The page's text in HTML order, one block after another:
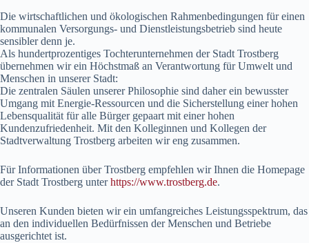
Die wirtschaftlichen und ökologischen Rahmenbedingungen für einen
kommunalen Versorgungs- und Dienstleistungsbetrieb sind heute
sensibler denn je.
Als hundertprozentiges Tochterunternehmen der Stadt Trostberg
übernehmen wir ein Höchstmaß an Verantwortung für Umwelt und
Menschen in unserer Stadt:
Die zentralen Säulen unserer Philosophie sind daher ein bewusster
Umgang mit Energie-Ressourcen und die Sicherstellung einer hohen
Lebensqualität für alle Bürger gepaart mit einer hohen
Kundenzufriedenheit. Mit den Kolleginnen und Kollegen der
Stadtverwaltung Trostberg arbeiten wir eng zusammen.
Für Informationen über Trostberg empfehlen wir Ihnen die Homepage
der Stadt Trostberg unterhttps://www.trostberg.de.
Unseren Kunden bieten wir ein umfangreiches Leistungsspektrum, das
an den individuellen Bedürfnissen der Menschen und Betriebe
ausgerichtet ist.